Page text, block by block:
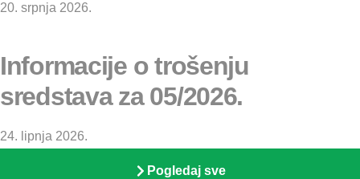
20. srpnja 2026.
Informacije o trošenju
sredstava za 05/2026.
24. lipnja 2026.
Pogledaj sve